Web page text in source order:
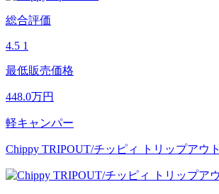
総合評価
4.5 1
最低販売価格
448.0万円
軽キャンパー
Chippy TRIPOUT/チッピィ トリップアウト